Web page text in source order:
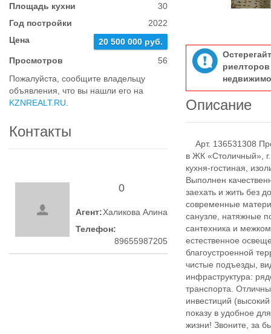
Площадь кухни
30
Год постройки
2022
Цена
20 500 000 руб.
Просмотров
56
Пожалуйста, сообщите владельцу
объявления, что вы нашли его на
KZNREALT.RU
Контакты
0
Агент:Халикова Алина
Телефон:
89655987205
Описание
Арт. 136531308
в ЖК «Столичный»,
кухня-гостиная,
Выполнен
заехать и жить без
современные
санузле, натяжные
сантехника и
естественное
благоустроенной
чистые подъезды,
инфраструктура:
транспорта.
инвестиций
показу в удобное
жизни! Звоните, за